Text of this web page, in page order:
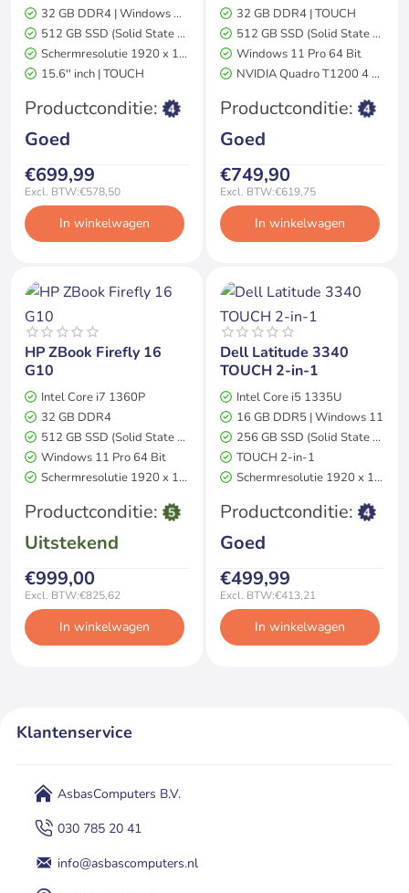
32 GB DDR4 | Windows 11 Pro
512 GB SSD (Solid State Drive)
Schermresolutie 1920 x 1080
15.6'' inch | TOUCH
€699,99
Excl. BTW:€578,50
Productconditie:
Goed
In winkelwagen
32 GB DDR4 | TOUCH
512 GB SSD (Solid State Drive)
Windows 11 Pro 64 Bit
NVIDIA Quadro T1200 4 GB
€749,90
Excl. BTW:€619,75
Productconditie:
Goed
In winkelwagen
Op voorraad
2 jaar garantie
HP ZBook Firefly 16
G10
Intel Core i7 1360P
32 GB DDR4
512 GB SSD (Solid State Drive)
Windows 11 Pro 64 Bit
Schermresolutie 1920 x 1200
€999,00
Excl. BTW:€825,62
Productconditie:
Uitstekend
In winkelwagen
Op voorraad
2 jaar garantie
Dell Latitude 3340
TOUCH 2-in-1
Intel Core i5 1335U
16 GB DDR5 | Windows 11
256 GB SSD (Solid State Drive)
TOUCH 2-in-1
Schermresolutie 1920 x 1080
€499,99
Excl. BTW:€413,21
Productconditie:
Goed
In winkelwagen
Klantenservice
AsbasComputers B.V.
030 785 20 41
info@asbascomputers.nl